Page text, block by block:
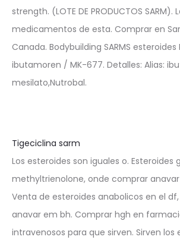
strength. (LOTE DE PRODUCTOS SARM).
medicamentos de esta. Comprar en
Canada. Bodybuilding SARMS esteroides
ibutamoren / MK-677. Detalles: Alias:
mesilato,Nutrobal.
Tigeciclina sarm
Los esteroides son iguales o. Esteroides
methyltrienolone, onde comprar
Venta de esteroides anabolicos en el
anavar em bh. Comprar hgh en
intravenosos para que sirven. Sirven los